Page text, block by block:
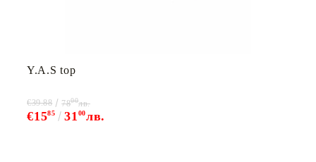
Y.A.S top
€1585 3100лв.
€39.88 7800лв.